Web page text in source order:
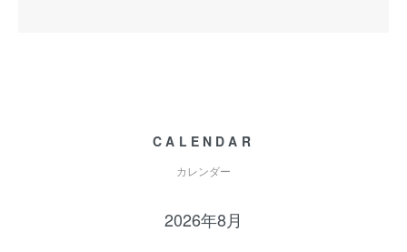
CALENDAR
カレンダー
2026年8月